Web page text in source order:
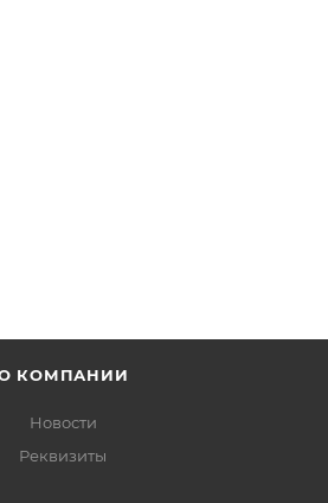
КОМПАНИИ
Новости
Реквизиты